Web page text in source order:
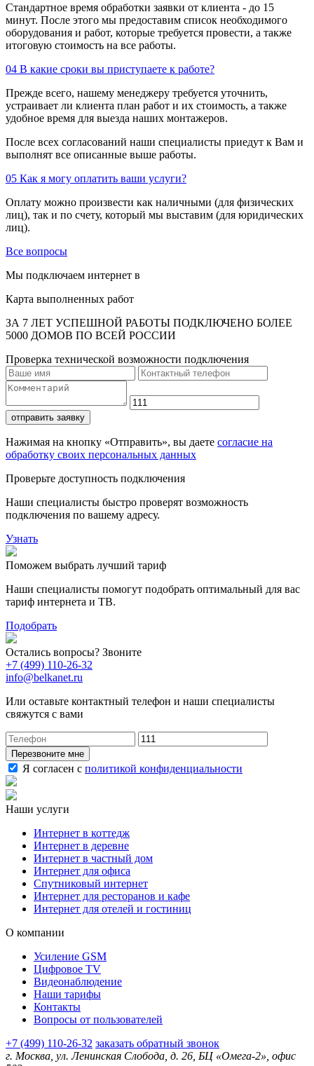
Стандартное время обработки заявки от клиента - до 15
минут. После этого мы предоставим список необходимого
оборудования и работ, которые требуется провести, а также
итоговую стоимость на все работы.
04 В какие сроки вы приступаете к работе?
Прежде всего, нашему менеджеру требуется уточнить,
устраивает ли клиента план работ и их стоимость, а также
удобное время для выезда наших монтажеров.
После всех согласований наши специалисты приедут к Вам и
выполнят все описанные выше работы.
05 Как я могу оплатить ваши услуги?
Оплату можно произвести как наличными (для физических
лиц), так и по счету, который мы выставим (для юридических
лиц).
Все вопросы
Мы подключаем интернет в
Карта выполненных работ
ЗА 7 ЛЕТ УСПЕШНОЙ РАБОТЫ ПОДКЛЮЧЕНО БОЛЕЕ
5000 ДОМОВ ПО ВСЕЙ РОССИИ
Проверка технической возможности подключения
отправить заявку
Нажимая на кнопку «Отправить», вы даете согласие на
обработку своих персональных данных
Проверьте доступность подключения
Наши специалисты быстро проверят возможность
подключения по вашему адресу.
Узнать
Поможем выбрать лучший тариф
Наши специалисты помогут подобрать оптимальный для вас
тариф интернета и ТВ.
Подобрать
Остались вопросы? Звоните
+7 (499) 110-26-32
info@belkanet.ru
Или оставьте контактный телефон и наши специалисты
свяжутся с вами
Перезвоните мне
Я согласен с политикой конфиденциальности
Наши услуги
Интернет в коттедж
Интернет в деревне
Интернет в частный дом
Интернет для офиса
Спутниковый интернет
Интернет для ресторанов и кафе
Интернет для отелей и гостиниц
О компании
Усиление GSM
Цифровое TV
Видеонаблюдение
Наши тарифы
Контакты
Вопросы от пользователей
+7 (499) 110-26-32 заказать обратный звонок
г. Москва, ул. Ленинская Слобода, д. 26, БЦ «Омега-2», офис